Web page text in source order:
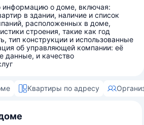
информацию о доме, включая:
в здании, наличие и список
расположенных в доме,
строения, такие как год
тип конструкции и использованные
об управляющей компании: её
данные, и качество
Квартиры по адресу